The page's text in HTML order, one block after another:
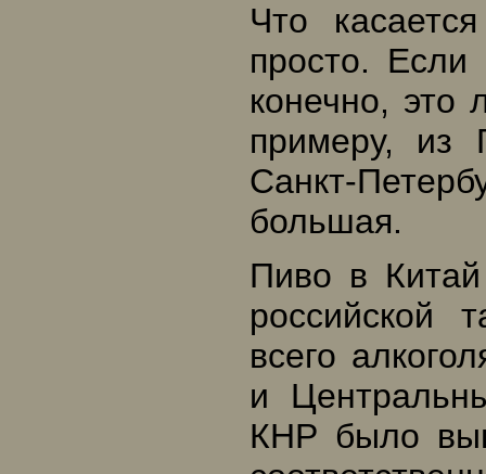
Что
просто.
конечно, это
примеру, из
Санкт-
большая.
Пиво в
российской
всего
и
КНР было